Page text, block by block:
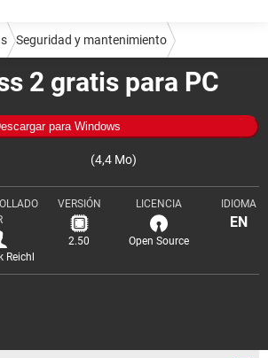
2 gratis para PC
para Windows
(4,4 Mo)
Reichl
VERSIÓN
2.50
LICENCIA
Open Source
IDIOMA
EN
Seguridad y mantenimiento